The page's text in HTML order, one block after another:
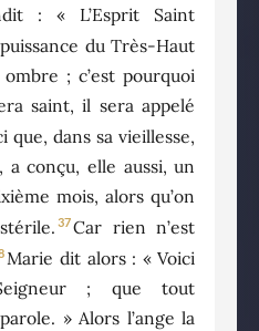
: « L’Esprit Saint
du Très-Haut
; c’est pourquoi
saint, il sera appelé
que, dans sa vieillesse,
a conçu, elle aussi, un
mois, alors qu’on
37Car rien n’est
Marie dit alors : « Voici
; que tout
» Alors l’ange la